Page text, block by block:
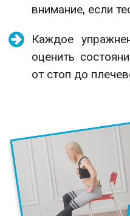
внимание, если
Каждое
оценить
от стоп до